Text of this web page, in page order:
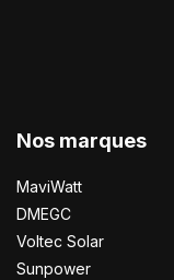
Nos marques
MaviWatt
DMEGC
Voltec Solar
Sunpower